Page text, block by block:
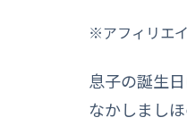
※アフィリエ
息子の誕生
なかしまし